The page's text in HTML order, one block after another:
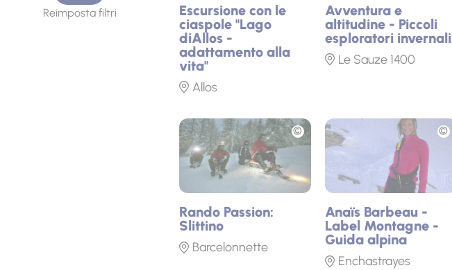
Reimposta filtri
Escursione con le
ciaspole "Lago
diAllos -
adattamento alla
vita"
Allos
Avventura e
altitudine - Piccoli
esploratori invernali
Le Sauze 1400
Rando Passion:
Slittino
Barcelonnette
Foto
Anaïs Barbeau -
Label Montagne -
Guida alpina
Enchastrayes
Foto